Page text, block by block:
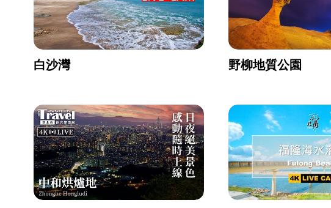
白沙灣 野柳地質公園